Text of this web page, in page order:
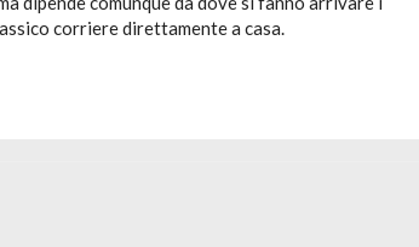
corriere direttamente a casa.